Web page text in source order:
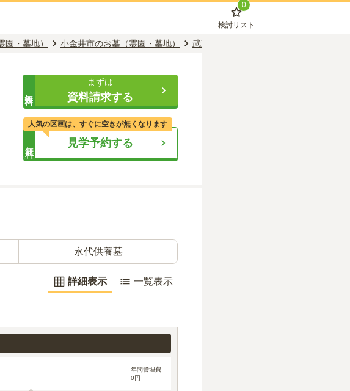
0
検討リスト
・墓地） 小金井市のお墓（霊園・墓地） 武蔵小金井駅のお墓（霊園・墓地）
まずは
資料請求する
見学予約する
人気の区画は、すぐに空きが無くなります
永代供養墓
詳細表示 一覧表示
年間管理費
0円